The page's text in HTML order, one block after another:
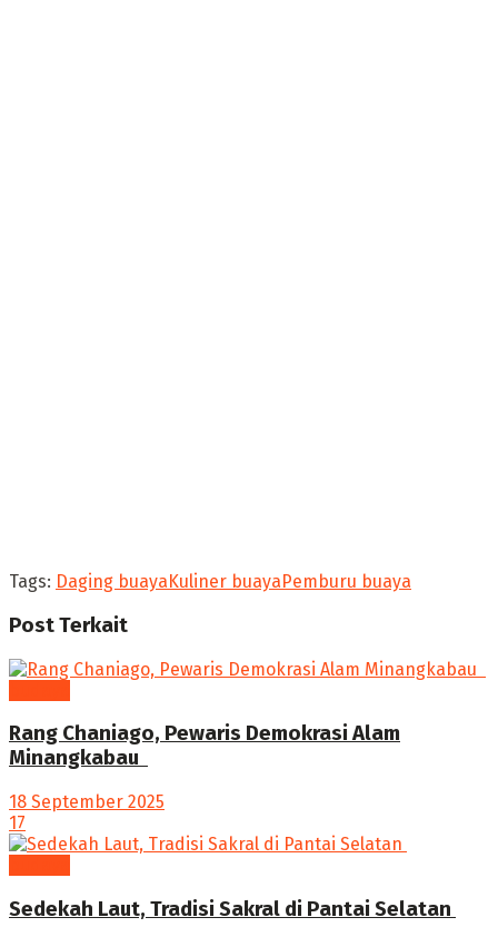
Tags: Daging buaya Kuliner buaya Pemburu buaya
PostTerkait
Rang Chaniago, Pewaris Demokrasi Alam
Minangkabau ‎
18 September 2025
17
Sedekah Laut, Tradisi Sakral di Pantai Selatan